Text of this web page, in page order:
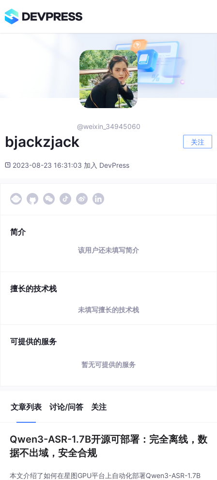
@weixin_34945060
bjackzjack 关注
2023-08-23 16:31:03 加入 DevPress
简介
该用户还未填写简介
擅长的技术栈
未填写擅长的技术栈
可提供的服务
暂无可提供的服务
文章列表 讨论/问答 关注
Qwen3-ASR-1.7B开源可部署：完全离线，数
据不出域，安全合规
本文介绍了如何在星图GPU平台上自动化部署Qwen3-ASR-1.7B